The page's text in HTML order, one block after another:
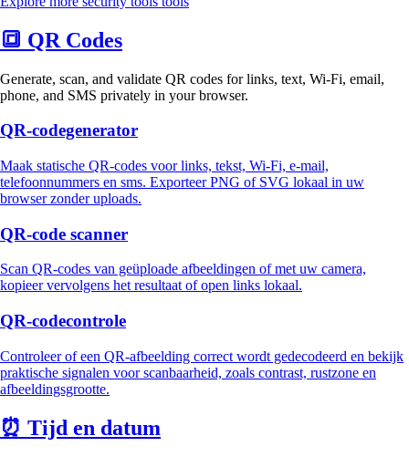
🔳 QR Codes
Generate, scan, and validate QR codes for links, text, Wi-Fi, email,
phone, and SMS privately in your browser.
QR-codegenerator
Maak statische QR-codes voor links, tekst, Wi‑Fi, e-mail,
telefoonnummers en sms. Exporteer PNG of SVG lokaal in uw
browser zonder uploads.
QR-code scanner
Scan QR-codes van geüploade afbeeldingen of met uw camera,
kopieer vervolgens het resultaat of open links lokaal.
QR-codecontrole
Controleer of een QR‑afbeelding correct wordt gedecodeerd en bekijk
praktische signalen voor scanbaarheid, zoals contrast, rustzone en
afbeeldingsgrootte.
⏰ Tijd en datum